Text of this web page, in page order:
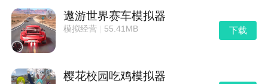
2.游戏中可以安装各种模组可以让你的冒险变得更加欢
乐;
多完美的内容等着你。
遨游世界赛车模拟器
模拟经营 55.41MB 下载
樱花校园吃鸡模拟器